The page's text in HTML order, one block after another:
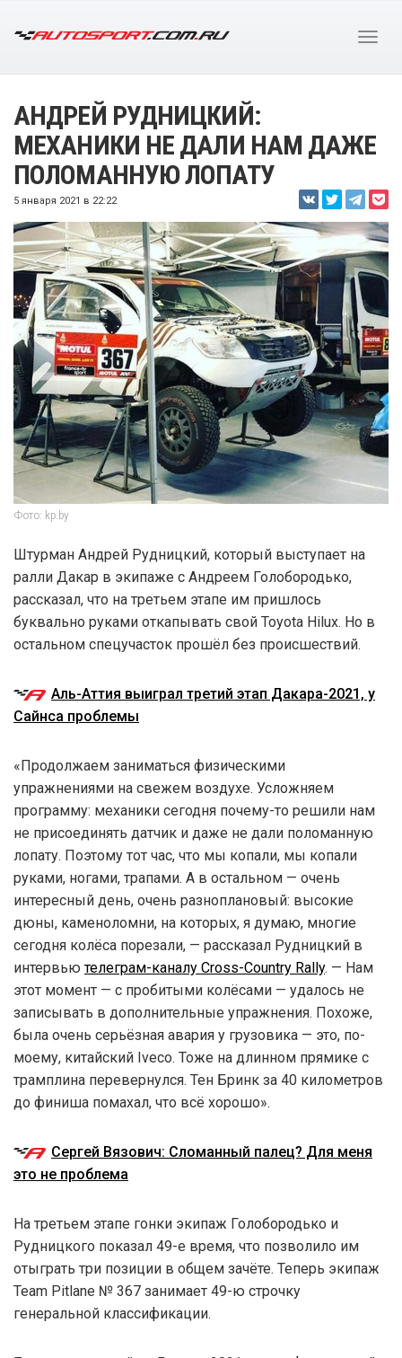
АНДРЕЙ РУДНИЦКИЙ:
МЕХАНИКИ НЕ ДАЛИ НАМ ДАЖЕ
ПОЛОМАННУЮ ЛОПАТУ
5 января 2021 в 22:22
Фото: kp.by
Штурман Андрей Рудницкий, который выступает на
ралли Дакар в экипаже с Андреем Голобородько,
рассказал, что на третьем этапе им пришлось
буквально руками откапывать свой Toyota Hilux. Но в
остальном спецучасток прошёл без происшествий.
Аль-Аттия выиграл третий этап Дакара-2021, у
Сайнса проблемы
«Продолжаем заниматься физическими
упражнениями на свежем воздухе. Усложняем
программу: механики сегодня почему-то решили нам
не присоединять датчик и даже не дали поломанную
лопату. Поэтому тот час, что мы копали, мы копали
руками, ногами, трапами. А в остальном — очень
интересный день, очень разноплановый: высокие
дюны, каменоломни, на которых, я думаю, многие
сегодня колёса порезали, — рассказал Рудницкий в
интервьютелеграм-каналу Cross-Country Rally. — Нам
этот момент — с пробитыми колёсами — удалось не
записывать в дополнительные упражнения. Похоже,
была очень серьёзная авария у грузовика — это, по-
моему, китайский Iveco. Тоже на длинном прямике с
трамплина перевернулся. Тен Бринк за 40 километров
до финиша помахал, что всё хорошо».
Сергей Вязович: Сломанный палец? Для меня
это не проблема
На третьем этапе гонки экипаж Голобородько и
Рудницкого показал 49-е время, что позволило им
отыграть три позиции в общем зачёте. Теперь экипаж
Team Pitlane № 367 занимает 49-ю строчку
генеральной классификации.